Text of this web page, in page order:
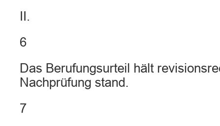
II.
6
Das Berufungsurteil hält
Nachprüfung stand.
7